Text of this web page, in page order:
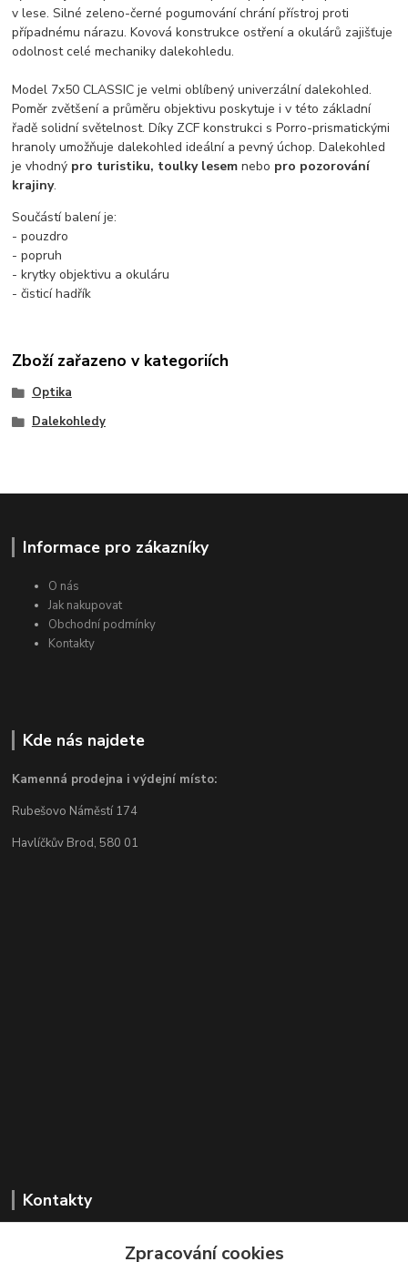
v lese. Silné zeleno-černé pogumování chrání přístroj proti
případnému nárazu. Kovová konstrukce ostření a okulárů zajišťuje
odolnost celé mechaniky dalekohledu.
Model 7x50 CLASSIC je velmi oblíbený univerzální dalekohled.
Poměr zvětšení a průměru objektivu poskytuje i v této základní
řadě solidní světelnost. Díky ZCF konstrukci s Porro-prismatickými
hranoly umožňuje dalekohled ideální a pevný úchop. Dalekohled
je vhodný pro turistiku, toulky lesemnebo pro pozorování
krajiny.
Součástí balení je:
- pouzdro
- popruh
- krytky objektivu a okuláru
- čisticí hadřík
Zboží zařazeno v kategoriích
Optika
Dalekohledy
Informace pro zákazníky
O nás
Jak nakupovat
Obchodní podmínky
Kontakty
Kde nás najdete
Kamenná prodejna i výdejní místo:
Rubešovo Náměstí 174
Havlíčkův Brod, 580 01
Kontakty
Zpracování cookies